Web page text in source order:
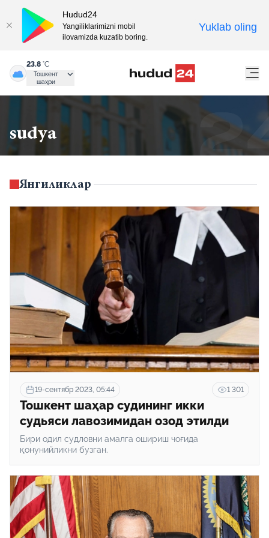
23.8 °C
Тошкент
шаҳри
sudya
Янгиликлар
19-сентябр 2023, 05:44 1 301
Тошкент шаҳар судининг икки
судьяси лавозимидан озод этилди
Бири одил судловни амалга ошириш чоғида
қонунийликни бузган.
Hudud24
Yangiliklarimizni mobil
ilovamizda kuzatib boring.
Yuklab oling